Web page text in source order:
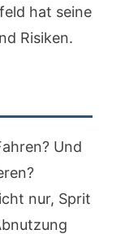
hat seine
Risiken.
Und
nur, Sprit